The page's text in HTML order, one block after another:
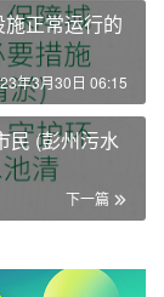
正常运行的
年3月30日 06:15
民 (彭州污水
下一篇